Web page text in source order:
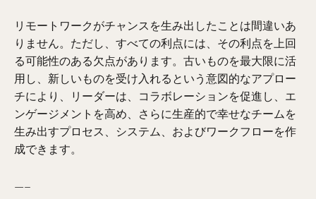
リモートワークがチャンスを生み出したことは間違いあ
りません。ただし、すべての利点には、その利点を上回
る可能性のある欠点があります。古いものを最大限に活
用し、新しいものを受け入れるという意図的なアプロー
チにより、リーダーは、コラボレーションを促進し、エ
ンゲージメントを高め、さらに生産的で幸せなチームを
生み出すプロセス、システム、およびワークフローを作
成できます。
—–